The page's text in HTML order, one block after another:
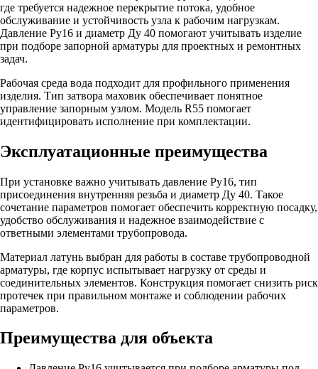
где требуется надежное перекрытие потока, удобное
обслуживание и устойчивость узла к рабочим нагрузкам.
Давление Ру16 и диаметр Ду 40 помогают учитывать изделие
при подборе запорной арматуры для проектных и ремонтных
задач.
Рабочая среда вода подходит для профильного применения
изделия. Тип затвора маховик обеспечивает понятное
управление запорным узлом. Модель R55 помогает
идентифицировать исполнение при комплектации.
Эксплуатационные преимущества
При установке важно учитывать давление Ру16, тип
присоединения внутренняя резьба и диаметр Ду 40. Такое
сочетание параметров помогает обеспечить корректную посадку,
удобство обслуживания и надежное взаимодействие с
ответными элементами трубопровода.
Материал латунь выбран для работы в составе трубопроводной
арматуры, где корпус испытывает нагрузку от среды и
соединительных элементов. Конструкция помогает снизить риск
протечек при правильном монтаже и соблюдении рабочих
параметров.
Преимущества для объекта